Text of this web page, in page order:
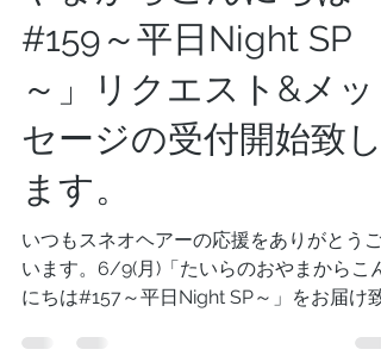
6/23(月)「たいらのお
やまからこんにちは
#159～平日Night SP
～」リクエスト&メッ
セージの受付開始致し
ます。
います。6/9(月)「たいらのおやまからこん